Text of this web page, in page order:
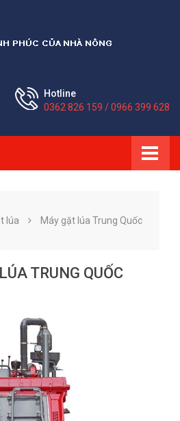
Hotline
0362 826 159 / 0966 399 628
lúa Máy gặt lúa Trung Quốc
TRUNG QUỐC